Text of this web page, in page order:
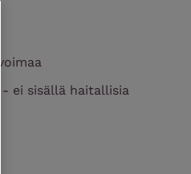
ei sisällä haitallisia